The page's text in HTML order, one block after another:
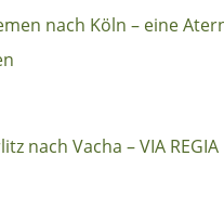
nach Köln – eine
nach Vacha – VIA REGIA